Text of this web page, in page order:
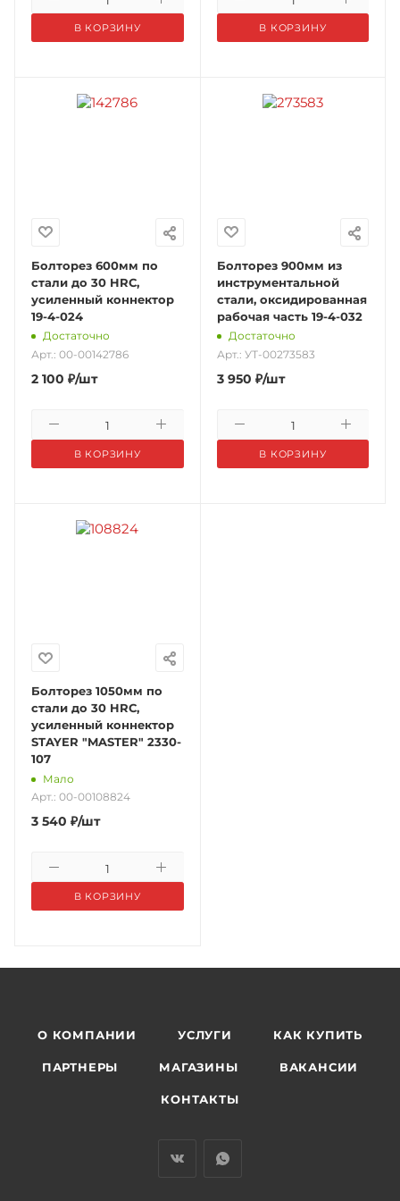
В КОРЗИНУ В КОРЗИНУ
Болторез 600мм по
стали до 30 HRC,
усиленный коннектор
19-4-024
Достаточно
Арт.: 00-00142786
2 100 ₽/шт
В КОРЗИНУ
Болторез 900мм из
инструментальной
стали, оксидированная
рабочая часть 19-4-032
Достаточно
Арт.: УТ-00273583
3 950 ₽/шт
В КОРЗИНУ
Болторез 1050мм по
стали до 30 HRC,
усиленный коннектор
STAYER "MASTER" 2330-
107
Мало
Арт.: 00-00108824
3 540 ₽/шт
В КОРЗИНУ
О КОМПАНИИ УСЛУГИ КАК КУПИТЬ
ПАРТНЕРЫ МАГАЗИНЫ ВАКАНСИИ
КОНТАКТЫ